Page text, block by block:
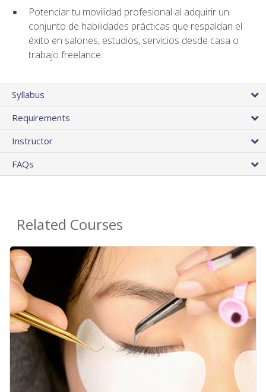
Potenciar tu movilidad profesional al adquirir un
conjunto de habilidades prácticas que respaldan el
éxito en salones, estudios, servicios desde casa o
trabajo freelance.
Syllabus
Requirements
Instructor
FAQs
Related Courses